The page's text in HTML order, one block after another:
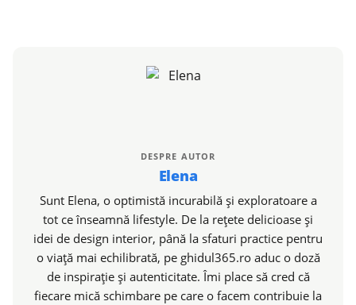
DESPRE AUTOR
Elena
Sunt Elena, o optimistă incurabilă și exploratoare a
tot ce înseamnă lifestyle. De la rețete delicioase și
idei de design interior, până la sfaturi practice pentru
o viață mai echilibrată, pe ghidul365.ro aduc o doză
de inspirație și autenticitate. Îmi place să cred că
fiecare mică schimbare pe care o facem contribuie la